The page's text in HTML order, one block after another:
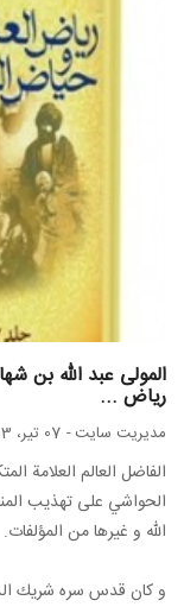
المولى عبد اللّه بن
ریاض ...
مدیریت سایت- 07 تیر، 1403
الفاضل العالم العلامة
الحواشي على تهذيب
اللّه و غيرها من المؤلفات.
و كان قدس سره شريك